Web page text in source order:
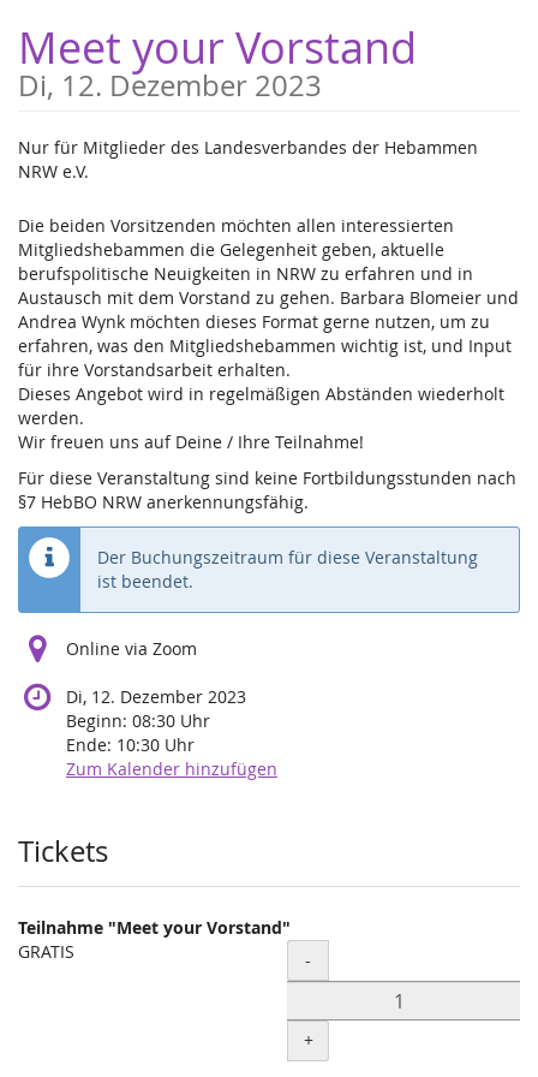
Haupt-
Inhalt
springen
Meet your Vorstand
Di, 12. Dezember 2023
Nur für Mitglieder des Landesverbandes der Hebammen
NRW e.V.
Die beiden Vorsitzenden möchten allen interessierten
Mitgliedshebammen die Gelegenheit geben, aktuelle
berufspolitische Neuigkeiten in NRW zu erfahren und in
Austausch mit dem Vorstand zu gehen. Barbara Blomeier und
Andrea Wynk möchten dieses Format gerne nutzen, um zu
erfahren, was den Mitgliedshebammen wichtig ist, und Input
für ihre Vorstandsarbeit erhalten.
Dieses Angebot wird in regelmäßigen Abständen wiederholt
werden.
Wir freuen uns auf Deine / Ihre Teilnahme!
Für diese Veranstaltung sind keine Fortbildungsstunden nach
§7 HebBO NRW anerkennungsfähig.
Der Buchungszeitraum für diese Veranstaltung
ist beendet.
Online via Zoom
Di, 12. Dezember 2023
Beginn: 08:30 Uhr
Ende: 10:30 Uhr
Zum Kalender hinzufügen
Produkte
Tickets
Teilnahme "Meet your Vorstand"
GRATIS
Menge
-
+